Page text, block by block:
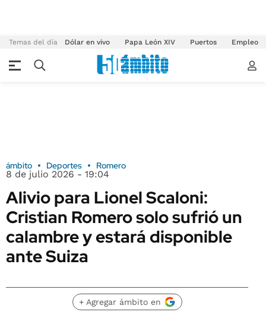
Temas del día Dólar en vivo Papa León XIV Puertos Empleo
ámbito Deportes Romero
8 de julio 2026 - 19:04
Alivio para Lionel Scaloni:
Cristian Romero solo sufrió un
calambre y estará disponible
ante Suiza
+ Agregar ámbito en